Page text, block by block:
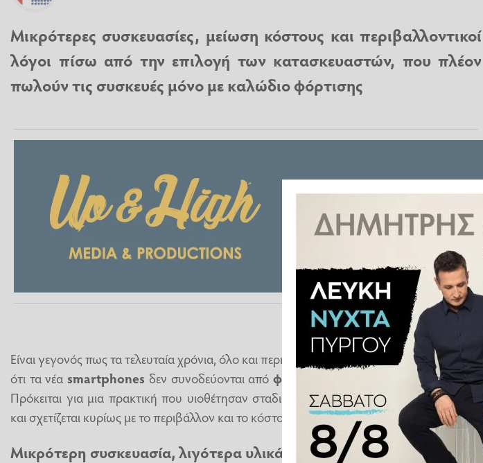
Μικρότερες συσκευασίες, μείωση κόστους και περιβαλλοντικοί
λόγοι πίσω από την επιλογή των κατασκευαστών, που πλέον
πωλούν τις συσκευές μόνο με καλώδιο φόρτισης
Είναι γεγονός πως τα τελευταία χρόνια, όλο και περισσότεροι καταναλωτές διαπιστώνουν
ότι τα νέα smartphones δεν συνοδεύονται απόφορτιστή
μέσα στη συσκευασία τους.
Πρόκειται για μια πρακτική που υιοθέτησαν σταδιακά οι μεγάλες εταιρείες τεχνολογίας
και σχετίζεται κυρίως με το περιβάλλον και το κόστος παραγωγής και μεταφοράς.
Μικρότερη συσκευασία, λιγότερα υλικά